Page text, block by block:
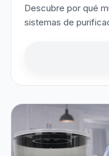
Descubre por qué
sistemas de